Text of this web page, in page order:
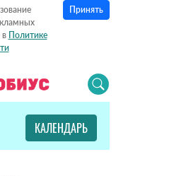
в Политике
Принять
КАЛЕНДАРЬ